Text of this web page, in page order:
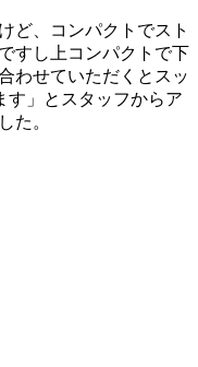
ど、コンパクトでスト
すし上コンパクトで下
わせていただくとスッ
す」とスタッフからア
た。